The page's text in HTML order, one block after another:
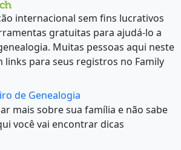
internacional sem fins lucrativos
gratuitas para ajudá-lo a
Muitas pessoas aqui neste
links para seus registros no Family
de Genealogia
mais sobre sua família e não sabe
você vai encontrar dicas